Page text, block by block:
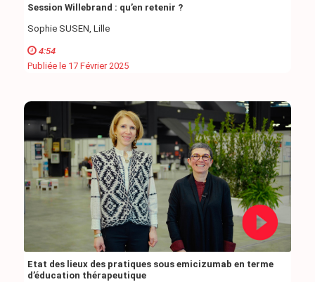
Session Willebrand : qu’en retenir ?
Sophie SUSEN, Lille
4:54
Publiée le 17 Février 2025
Etat des lieux des pratiques sous emicizumab en terme
d’éducation thérapeutique